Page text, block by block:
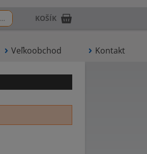
Veľkoobchod Kontakt
KOŠÍK